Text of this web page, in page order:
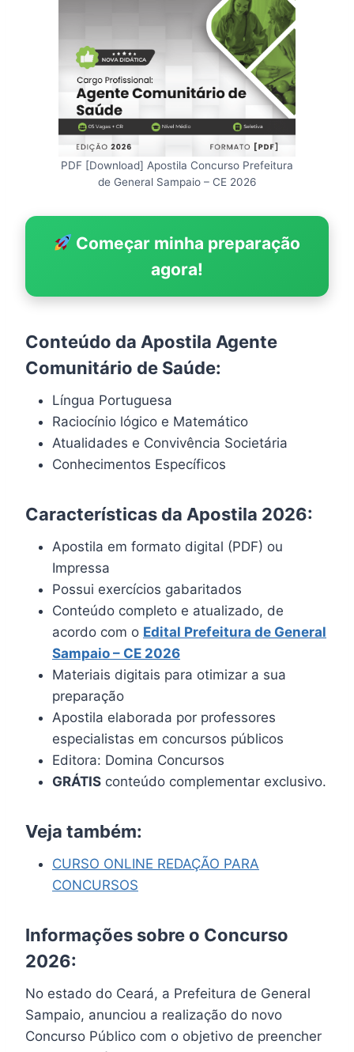
PDF [Download] Apostila Concurso Prefeitura
de General Sampaio – CE 2026
Começar minha preparação
agora!
Conteúdo da Apostila Agente
Comunitário de Saúde:
Língua Portuguesa
Raciocínio lógico e Matemático
Atualidades e Convivência Societária
Conhecimentos Específicos
Características da Apostila 2026:
Apostila em formato digital (PDF) ou
Impressa
Possui exercícios gabaritados
Conteúdo completo e atualizado, de
acordo com o Edital Prefeitura de General
Sampaio – CE 2026
Materiais digitais para otimizar a sua
preparação
Apostila elaborada por professores
especialistas em concursos públicos
Editora: Domina Concursos
GRÁTIS conteúdo complementar exclusivo.
Veja também:
CURSO ONLINE REDAÇÃO PARA
CONCURSOS
Informações sobre o Concurso
2026:
No estado do Ceará, a Prefeitura de General
Sampaio, anunciou a realização do novo
Concurso Público com o objetivo de preencher